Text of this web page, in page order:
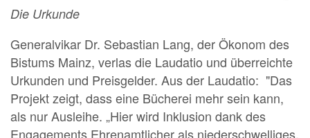
Die Urkunde
Generalvikar Dr. Sebastian Lang, der Ökonom des
Bistums Mainz, verlas die Laudatio und überreichte
Urkunden und Preisgelder. Aus der Laudatio: "Das
Projekt zeigt, dass eine Bücherei mehr sein kann,
als nur Ausleihe. „Hier wird Inklusion dank des
Engagements Ehrenamtlicher als niederschwelliges,